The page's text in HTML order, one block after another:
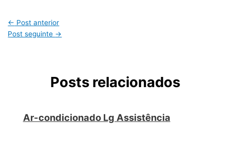
← Post anterior
Post seguinte →
Posts relacionados
Ar-condicionado Lg Assistência